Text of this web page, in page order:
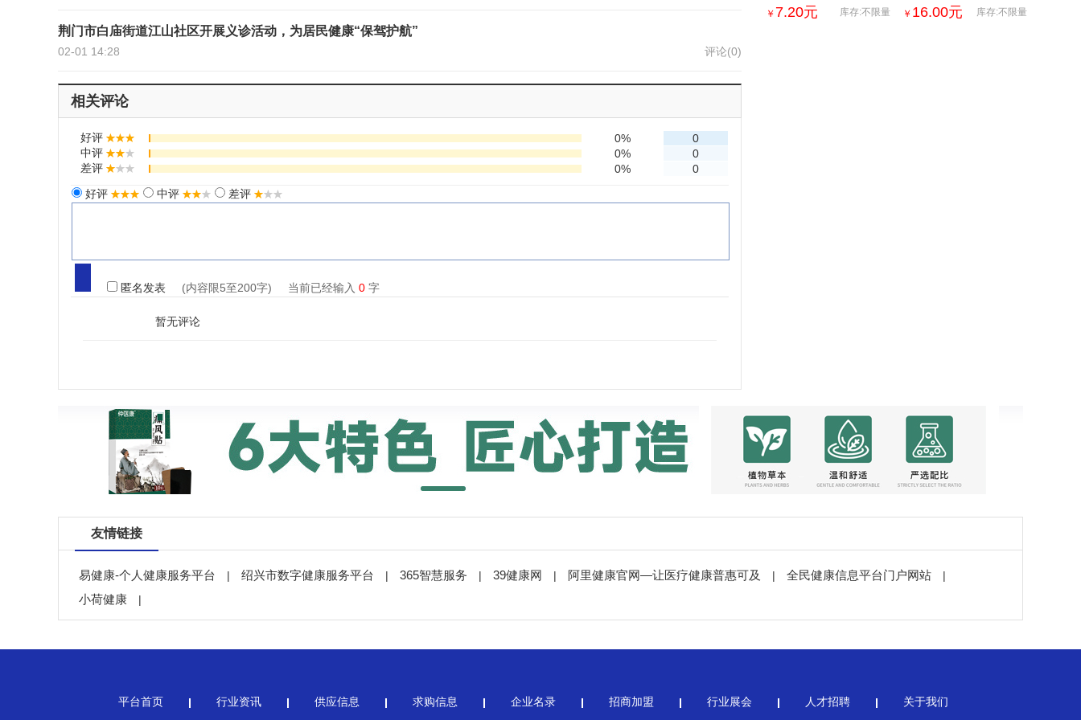
荆门市白庙街道江山社区开展义诊活动，为居民健康“保驾护航”
02-01 14:28 评论(0)
相关评论
好评 0%
0
中评
0%
0
差评
0%
0
好评
中评 差评
匿名发表 (内容限5至200字) 当前已经输入 0 字
暂无评论
夜茶牛蒡根金银花花茶花
￥ 7.20元 库存:不限量
部美容按摩仪眼部按摩滚
￥ 16.00元 库存:不限量
友情链接
易健康-个人健康服务平台 | 绍兴市数字健康服务平台 | 365智慧服务 | 39健康网 | 阿里健康官网—让医疗健康普惠可及 | 全民健康信息平台门户网站 |
小荷健康 |
平台首页 行业资讯 供应信息 求购信息 企业名录 招商加盟 行业展会 人才招聘 关于我们